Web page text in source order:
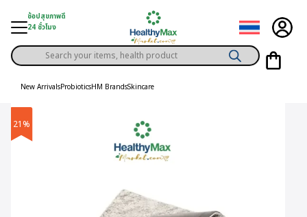
content
ช้อปสุขภาพดี
24 ชั่วโมง
Solution
Products
search
New ArrivalsProbioticsHM BrandsSkincare
21%